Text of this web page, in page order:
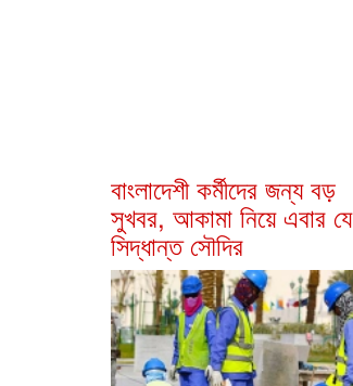
বাংলাদেশী কর্মীদের জন্য বড়
সুখবর, আকামা নিয়ে এবার যে
সিদ্ধান্ত সৌদির